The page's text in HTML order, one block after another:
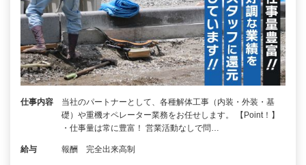
仕事内容
当社のパートナーとして、各種解体工事（内装・外装・基
礎）や重機オペレーター業務をお任せします。 【Point！】
・仕事量は常に豊富！ 営業活動なしで問…
給与 報酬 完全出来高制